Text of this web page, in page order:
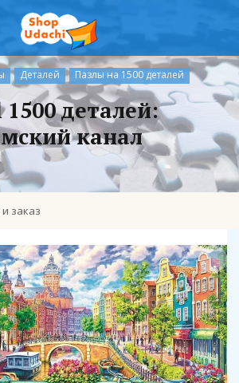
Деталей Пазлы на 1500 деталей
деталей:
канал
заказ